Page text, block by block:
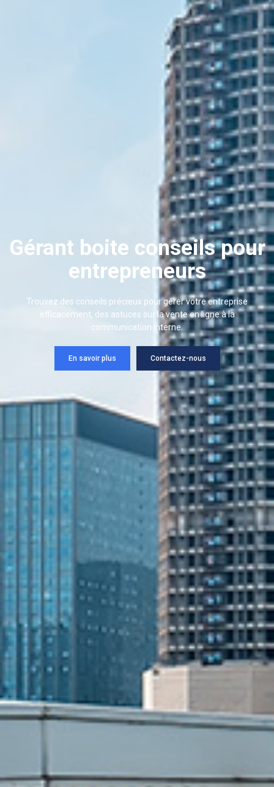
Gérant boite conseils pour
entrepreneurs
Trouvez des conseils précieux pour gérer votre entreprise
efficacement, des astuces sur la vente en ligne à la
communication interne.
En savoir plus Contactez-nous